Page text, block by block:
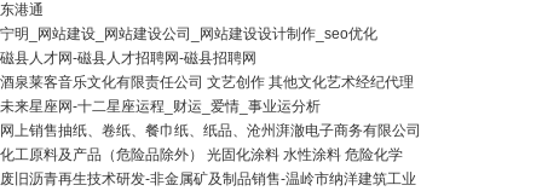
东港通
宁明_网站建设_网站建设公司_网站建设设计制作_seo优化
磁县人才网-磁县人才招聘网-磁县招聘网
酒泉莱客音乐文化有限责任公司 文艺创作 其他文化艺术经纪代理
未来星座网-十二星座运程_财运_爱情_事业运分析
网上销售抽纸、卷纸、餐巾纸、纸品、沧州湃澈电子商务有限公司
化工原料及产品（危险品除外） 光固化涂料 水性涂料 危险化学
废旧沥青再生技术研发-非金属矿及制品销售-温岭市纳洋建筑工业